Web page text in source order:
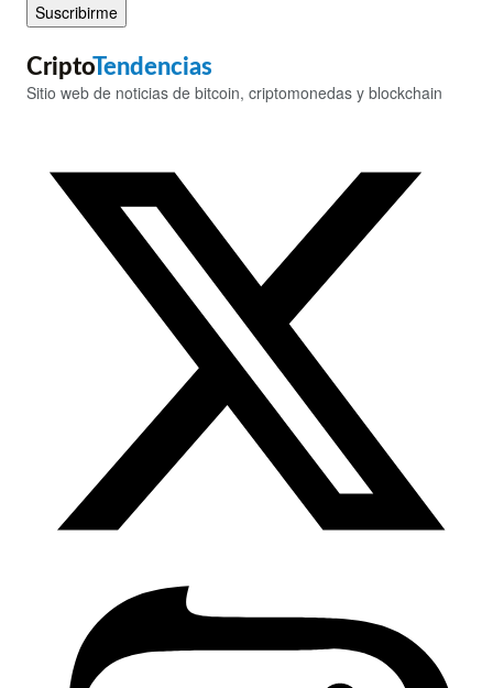
Suscribirme
CriptoTendencias
Sitio web de noticias de bitcoin, criptomonedas y blockchain